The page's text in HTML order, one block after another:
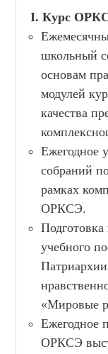
I. Курс
школьный
основам
модулей
качества
Ежегодное
собраний
рамках
ОРКСЭ.
учебного
«Мировые
Ежегодное
ОРКСЭ